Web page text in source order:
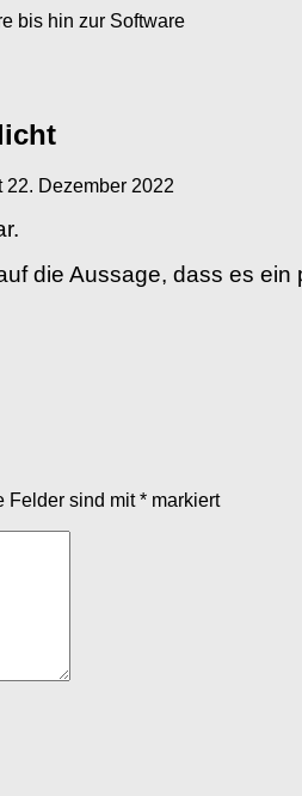
bis hin zur Software
22. Dezember 2022
die Aussage, dass es
Felder sind mit* markiert